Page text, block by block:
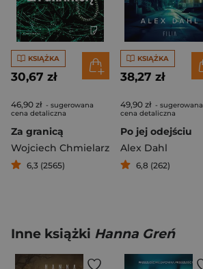
KSIĄŻKA
30,67 zł
46,90 zł - sugerowana
cena detaliczna
Za granicą
Wojciech Chmielarz
6,3 (2565)
KSIĄŻKA
38,27 zł
49,90 zł - sugerowana
cena detaliczna
Po jej odejściu
Alex Dahl
6,8 (262)
Inne książki Hanna Greń